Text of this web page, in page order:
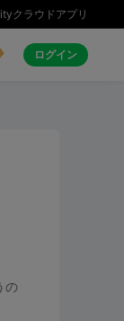
クラウドアプリ
ログイン
の